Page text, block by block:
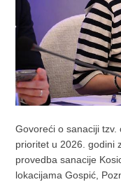
Govoreći o sanaciji
prioritet u 2026. godini
provedba sanacije
lokacijama Gospić,